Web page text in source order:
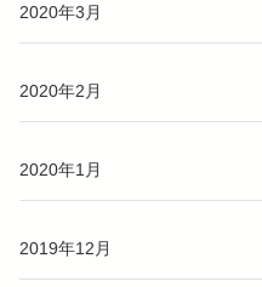
2020年3月
2020年2月
2020年1月
2019年12月